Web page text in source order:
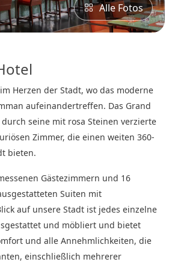
Alle Fotos
Herzen der Stadt, wo das moderne
aufeinandertreffen. Das Grand
seine mit rosa Steinen verzierte
Zimmer, die einen weiten 360-
bieten.
Gästezimmern und 16
Suiten mit
auf unsere Stadt ist jedes einzelne
und möbliert und bietet
und alle Annehmlichkeiten, die
einschließlich mehrerer